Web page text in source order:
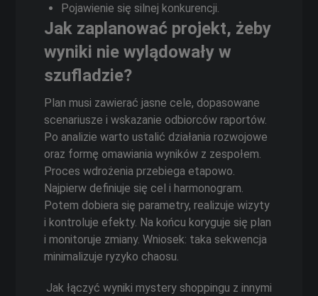
Pojawienie się silnej konkurencji.
Jak zaplanować projekt, żeby
wyniki nie wylądowały w
szufladzie?
Plan musi zawierać jasne cele, dopasowane
scenariusze i wskazanie odbiorców raportów.
Po analizie warto ustalić działania rozwojowe
oraz formę omawiania wyników z zespołem.
Proces wdrożenia przebiega etapowo.
Najpierw definiuje się cel i harmonogram.
Potem dobiera się parametry, realizuje wizyty
i kontroluje efekty. Na końcu koryguje się plan
i monitoruje zmiany. Wniosek: taka sekwencja
minimalizuje ryzyko chaosu.
Jak łączyć wyniki mystery shoppingu z innymi